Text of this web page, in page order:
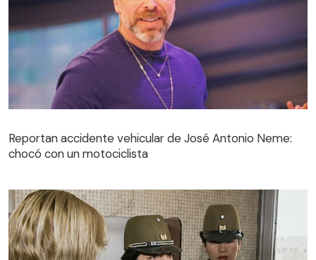
Reportan accidente vehicular de José Antonio Neme:
chocó con un motociclista